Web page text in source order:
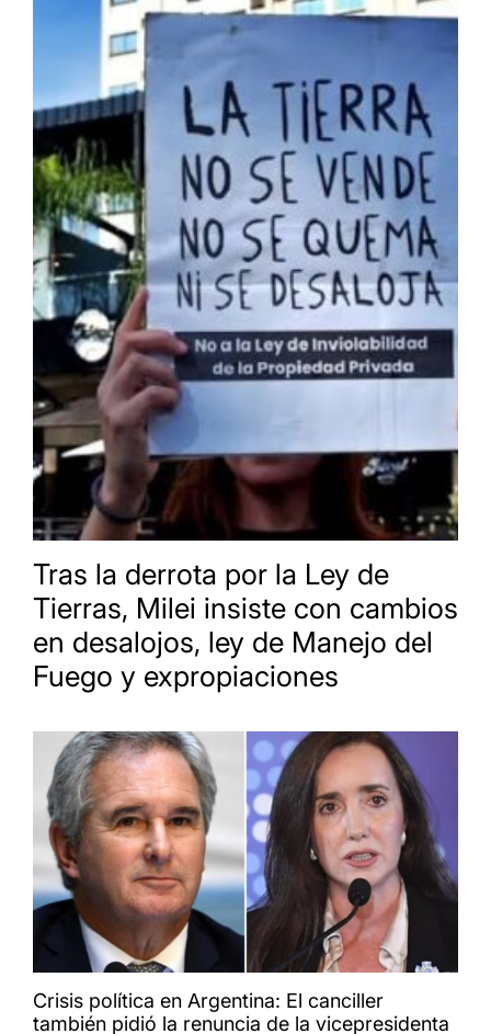
Tras la derrota por la Ley de
Tierras, Milei insiste con cambios
en desalojos, ley de Manejo del
Fuego y expropiaciones
Crisis política en Argentina: El canciller
también pidió la renuncia de la vicepresidenta